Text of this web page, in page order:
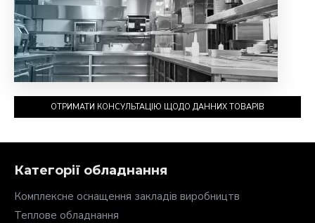
ОТРИМАТИ КОНСУЛЬТАЦІЮ ЩОДО ДАННИХ ТОВАРІВ
Категорії обладнання
Комплексне оснащення закладів виробництв
Теплове обладнання